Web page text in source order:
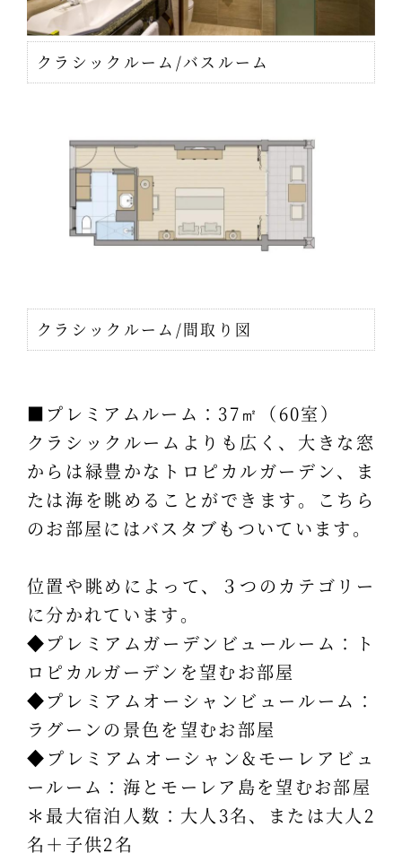
クラシックルーム/バスルーム
クラシックルーム/間取り図
■プレミアムルーム：37㎡（60室）
クラシックルームよりも広く、大きな窓
からは緑豊かなトロピカルガーデン、ま
たは海を眺めることができます。こちら
のお部屋にはバスタブもついています。
位置や眺めによって、３つのカテゴリー
に分かれています。
◆プレミアムガーデンビュールーム：ト
ロピカルガーデンを望むお部屋
◆プレミアムオーシャンビュールーム：
ラグーンの景色を望むお部屋
◆プレミアムオーシャン&モーレアビュ
ールーム：海とモーレア島を望むお部屋
＊最大宿泊人数：大人3名、または大人2
名＋子供2名